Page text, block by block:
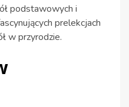
podstawowych i
prelekcjach
w przyrodzie.